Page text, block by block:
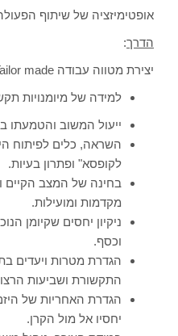
אופטימיזציה של שיתוף
הדרך:
יצירת מטווה עבודה made
למידה של מיומנויות
ייעול המשוב והטמעתו
השראה, כלים לפיתוח
לקופסא" ופתרון בעיות.
בחינה של המצב הקיים
מקדמות ומועילות.
ניקיון יחסים שקיומן
וכסף.
הגדרת מטרות ויעדים
התקשורת ושביעות
הגדרת האחריות של
יחסיו אל מול הקרן.